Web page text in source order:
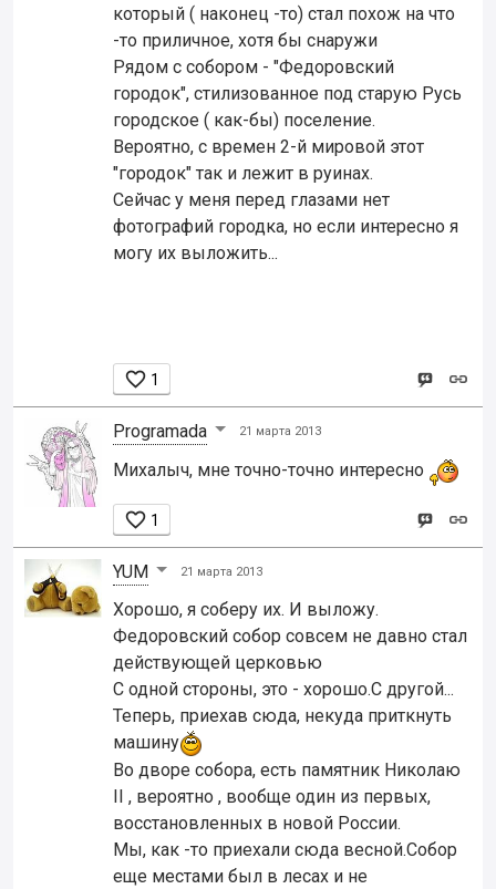
который ( наконец -то) стал похож на что
-то приличное, хотя бы снаружи
Рядом с собором - "Федоровский
городок", стилизованное под старую Русь
городское ( как-бы) поселение.
Вероятно, с времен 2-й мировой этот
"городок" так и лежит в руинах.
Сейчас у меня перед глазами нет
фотографий городка, но если интересно я
могу их выложить...
 1
Programada 21 марта 2013
Михалыч, мне точно-точно интересно
 1
YUM 21 марта 2013
Хорошо, я соберу их. И выложу.
Федоровский собор совсем не давно стал
действующей церковью
С одной стороны, это - хорошо.С другой...
Теперь, приехав сюда, некуда приткнуть
машину
Во дворе собора, есть памятник Николаю
II , вероятно , вообще один из первых,
восстановленных в новой России.
Мы, как -то приехали сюда весной.Собор
еще местами был в лесах и не